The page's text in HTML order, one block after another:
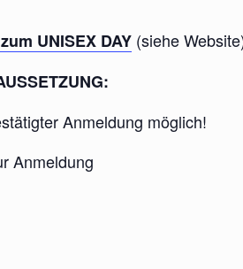
UNISEX DAY (siehe
Anmeldung möglich!